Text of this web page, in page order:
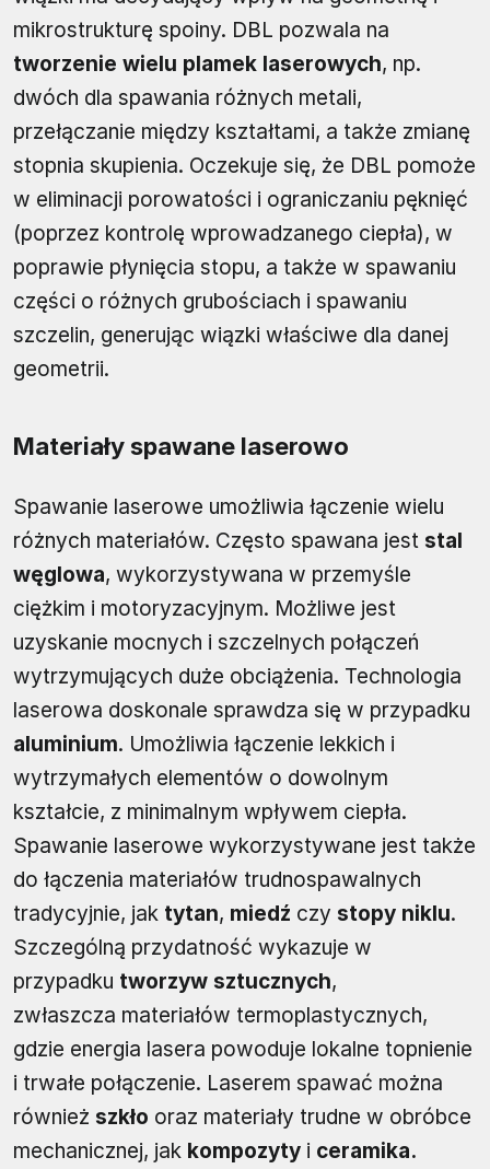
mikrostrukturę spoiny. DBL pozwala na
tworzenie wielu plamek laserowych, np.
dwóch dla spawania różnych metali,
przełączanie między kształtami, a także zmianę
stopnia skupienia. Oczekuje się, że DBL pomoże
w eliminacji porowatości i ograniczaniu pęknięć
(poprzez kontrolę wprowadzanego ciepła), w
poprawie płynięcia stopu, a także w spawaniu
części o różnych grubościach i spawaniu
szczelin, generując wiązki właściwe dla danej
geometrii.
Materiały spawane laserowo
Spawanie laserowe umożliwia łączenie wielu
różnych materiałów. Często spawana jest stal
węglowa, wykorzystywana w przemyśle
ciężkim i motoryzacyjnym. Możliwe jest
uzyskanie mocnych i szczelnych połączeń
wytrzymujących duże obciążenia. Technologia
laserowa doskonale sprawdza się w przypadku
aluminium. Umożliwia łączenie lekkich i
wytrzymałych elementów o dowolnym
kształcie, z minimalnym wpływem ciepła.
Spawanie laserowe wykorzystywane jest także
do łączenia materiałów trudnospawalnych
tradycyjnie, jak tytan, miedź czy stopy niklu.
Szczególną przydatność wykazuje w
przypadku tworzyw sztucznych,
zwłaszcza materiałów termoplastycznych,
gdzie energia lasera powoduje lokalne topnienie
i trwałe połączenie. Laserem spawać można
również szkło oraz materiały trudne w obróbce
mechanicznej, jak kompozyty i ceramika.